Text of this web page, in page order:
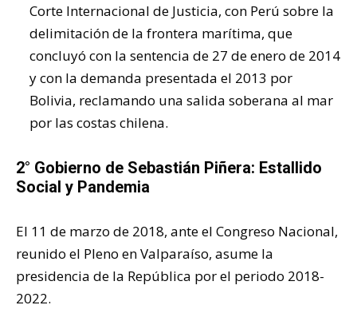
Corte Internacional de Justicia, con Perú sobre la
delimitación de la frontera marítima, que
concluyó con la sentencia de 27 de enero de 2014
y con la demanda presentada el 2013 por
Bolivia, reclamando una salida soberana al mar
por las costas chilena.
2° Gobierno de Sebastián Piñera: Estallido
Social y Pandemia
El 11 de marzo de 2018, ante el Congreso Nacional,
reunido el Pleno en Valparaíso, asume la
presidencia de la República por el periodo 2018-
2022.